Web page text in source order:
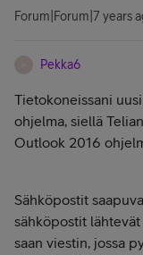
Forum|Forum|7 years
Pekka6
Tietokoneissani
ohjelma, siellä
Outlook 2016
Sähköpostit
sähköpostit
saan viestin, jossa